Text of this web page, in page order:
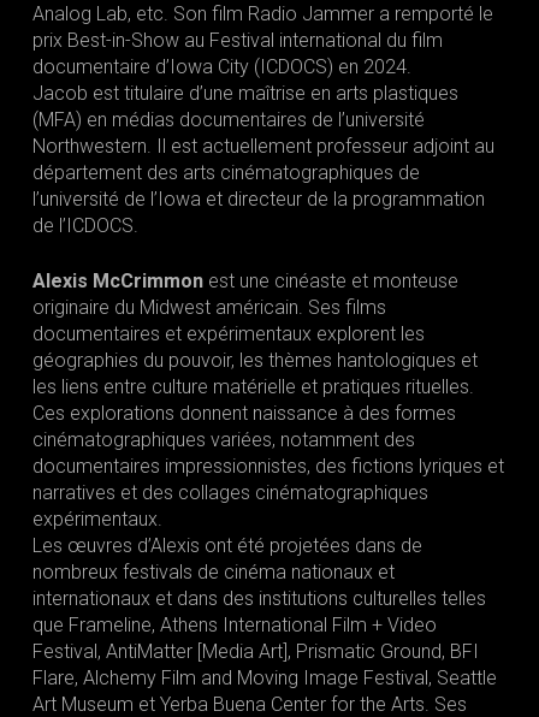
Analog Lab, etc. Son film Radio Jammer a remporté le
prix Best-in-Show au Festival international du film
documentaire d’Iowa City (ICDOCS) en 2024.
Jacob est titulaire d’une maîtrise en arts plastiques
(MFA) en médias documentaires de l’université
Northwestern. Il est actuellement professeur adjoint au
département des arts cinématographiques de
l’université de l’Iowa et directeur de la programmation
de l’ICDOCS.
Alexis McCrimmon est une cinéaste et monteuse
originaire du Midwest américain. Ses films
documentaires et expérimentaux explorent les
géographies du pouvoir, les thèmes hantologiques et
les liens entre culture matérielle et pratiques rituelles.
Ces explorations donnent naissance à des formes
cinématographiques variées, notamment des
documentaires impressionnistes, des fictions lyriques et
narratives et des collages cinématographiques
expérimentaux.
Les œuvres d’Alexis ont été projetées dans de
nombreux festivals de cinéma nationaux et
internationaux et dans des institutions culturelles telles
que Frameline, Athens International Film + Video
Festival, AntiMatter [Media Art], Prismatic Ground, BFI
Flare, Alchemy Film and Moving Image Festival, Seattle
Art Museum et Yerba Buena Center for the Arts. Ses